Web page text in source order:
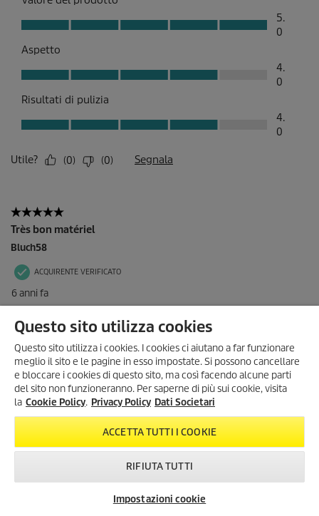
SONO ARRIVATI I SUMMER
DAYS!
Scopri tutte leofferte esclusive,
consconti fino al 35%!
FAQ
Questo sito utilizza cookies
Questo sito utilizza i cookies. I cookies ci aiutano a far funzionare
meglio il sito e le pagine in esso impostate. Si possono cancellare
e bloccare i cookies di questo sito, ma così facendo alcune parti
del sito non funzioneranno. Per saperne di più sui cookie, visita
la Cookie Policy. Privacy Policy Dati Societari
ACCETTA TUTTI I COOKIE
RIFIUTA TUTTI
Impostazioni cookie